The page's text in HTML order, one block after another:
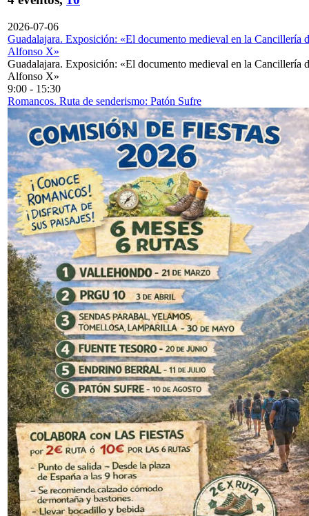
2026-07-06
Guadalajara. Exposición: «El documento medieval en la Cancillería
Alfonso X»
Guadalajara. Exposición: «El documento medieval en la Cancillería
Alfonso X»
9:00 - 15:30
Romancos. Ruta de senderismo: Patón Sufre